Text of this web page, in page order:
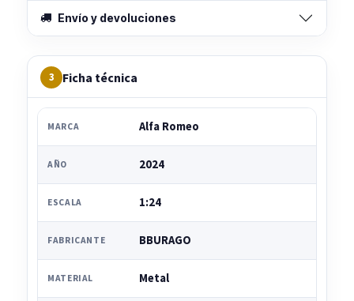
Envío y devoluciones
3 Ficha técnica
MARCA Alfa Romeo
AÑO 2024
ESCALA 1:24
FABRICANTE BBURAGO
MATERIAL Metal